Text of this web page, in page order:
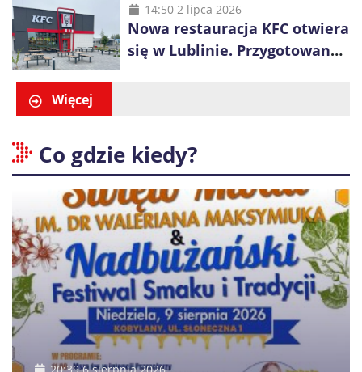
14:50 2 lipca 2026
Nowa restauracja KFC otwiera
się w Lublinie. Przygotowano
Więcej
Co gdzie kiedy?
20:39 6 sierpnia 2026